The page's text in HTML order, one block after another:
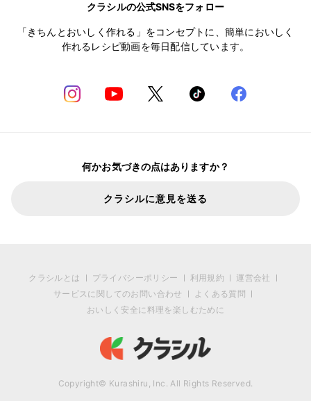
クラシルの公式SNSをフォロー
「きちんとおいしく作れる」をコンセプトに、簡単においしく
作れるレシピ動画を毎日配信しています。
何かお気づきの点はありますか？
クラシルに意見を送る
クラシルとは プライバシーポリシー 利用規約
運営会社
サービスに関してのお問い合わせ
よくある質問
おいしく安全に料理を楽しむために
Copyright© Kurashiru, Inc. All Rights Reserved.